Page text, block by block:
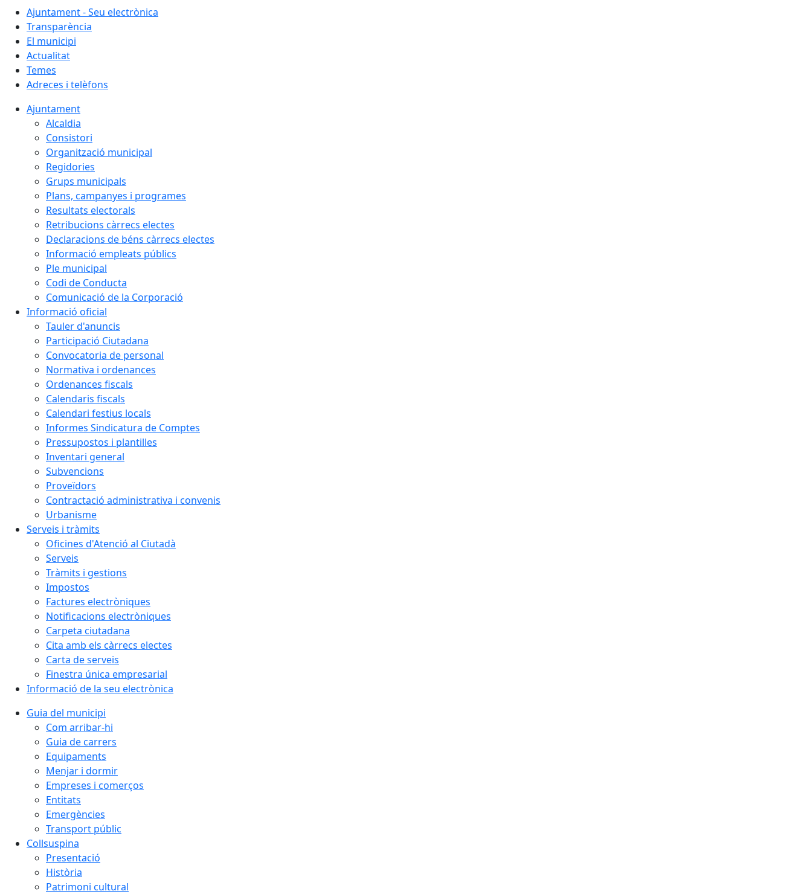
Ajuntament - Seu electrònica
Transparència
El municipi
Actualitat
Temes
Adreces i telèfons
Ajuntament
Alcaldia
Consistori
Organització municipal
Regidories
Grups municipals
Plans, campanyes i programes
Resultats electorals
Retribucions càrrecs electes
Declaracions de béns càrrecs electes
Informació empleats públics
Ple municipal
Codi de Conducta
Comunicació de la Corporació
Informació oficial
Tauler d'anuncis
Participació Ciutadana
Convocatoria de personal
Normativa i ordenances
Ordenances fiscals
Calendaris fiscals
Calendari festius locals
Informes Sindicatura de Comptes
Pressupostos i plantilles
Inventari general
Subvencions
Proveïdors
Contractació administrativa i convenis
Urbanisme
Serveis i tràmits
Oficines d'Atenció al Ciutadà
Serveis
Tràmits i gestions
Impostos
Factures electròniques
Notificacions electròniques
Carpeta ciutadana
Cita amb els càrrecs electes
Carta de serveis
Finestra única empresarial
Informació de la seu electrònica
Guia del municipi
Com arribar-hi
Guia de carrers
Equipaments
Menjar i dormir
Empreses i comerços
Entitats
Emergències
Transport públic
Collsuspina
Presentació
Història
Patrimoni cultural